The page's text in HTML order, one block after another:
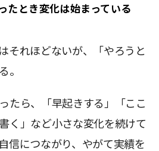
たとき変化は始まっている
それほどないが、「やろうと
。
たら、「早起きする」「ここ
く」など小さな変化を続けて
信につながり、やがて実績を